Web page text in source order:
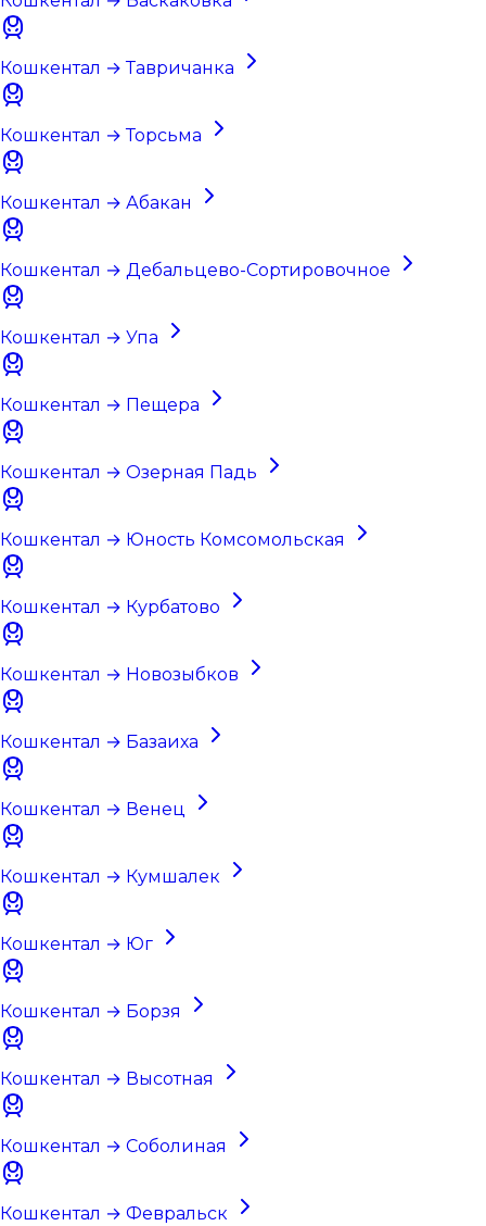
Кошкентал → Тавричанка
Кошкентал → Торсьма
Кошкентал → Абакан
Кошкентал → Дебальцево-Сортировочное
Кошкентал → Упа
Кошкентал → Пещера
Кошкентал → Озерная Падь
Кошкентал → Юность Комсомольская
Кошкентал → Курбатово
Кошкентал → Новозыбков
Кошкентал → Базаиха
Кошкентал → Венец
Кошкентал → Кумшалек
Кошкентал → Юг
Кошкентал → Борзя
Кошкентал → Высотная
Кошкентал → Соболиная
Кошкентал → Февральск